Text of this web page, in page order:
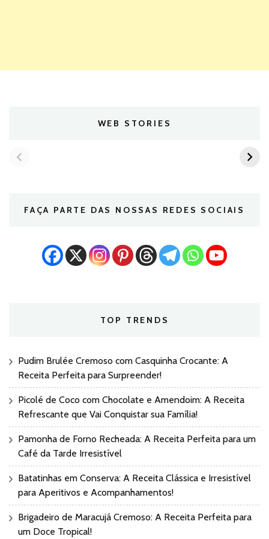
WEB STORIES
FAÇA PARTE DAS NOSSAS REDES SOCIAIS
TOP TRENDS
Pudim Brulée Cremoso com Casquinha Crocante: A
Receita Perfeita para Surpreender!
Picolé de Coco com Chocolate e Amendoim: A Receita
Refrescante que Vai Conquistar sua Família!
Pamonha de Forno Recheada: A Receita Perfeita para um
Café da Tarde Irresistível
Batatinhas em Conserva: A Receita Clássica e Irresistível
para Aperitivos e Acompanhamentos!
Brigadeiro de Maracujá Cremoso: A Receita Perfeita para
um Doce Tropical!